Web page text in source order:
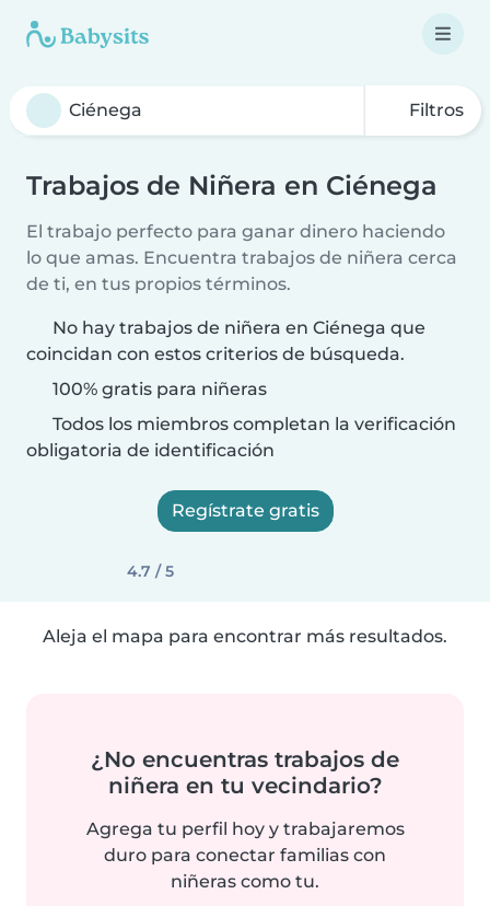
Filtros
Trabajos de Niñera en Ciénega
El trabajo perfecto para ganar dinero haciendo
lo que amas. Encuentra trabajos de niñera cerca
de ti, en tus propios términos.
No hay trabajos de niñera en Ciénega que
coincidan con estos criterios de búsqueda.
100% gratis para niñeras
Todos los miembros completan la verificación
obligatoria de identificación
Regístrate gratis
4.7 / 5
Aleja el mapa para encontrar más resultados.
¿No encuentras trabajos de
niñera en tu vecindario?
Agrega tu perfil hoy y trabajaremos
duro para conectar familias con
niñeras como tu.